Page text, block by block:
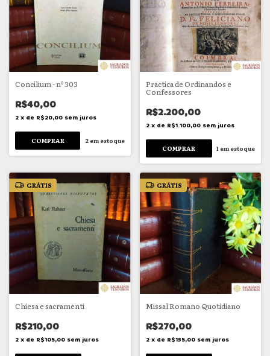
Concilium - nº 303
R$40,00
2 x de R$20,00 sem juros
2em estoque
Practica de Ordinandos e
Confessores
R$2.200,00
2 x de R$1.100,00 sem juros
1 em estoque
GRÁTIS
Chiesa e sacramenti
R$210,00
2 x de R$105,00 sem juros
GRÁTIS
Missal Romano Quotidiano
R$270,00
2 x de R$135,00 sem juros